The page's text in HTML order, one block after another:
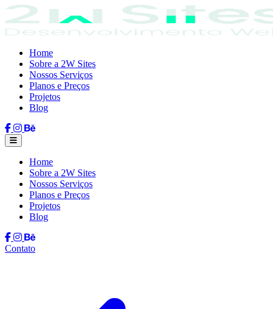
Home
Sobre a 2W Sites
Nossos Serviços
Planos e Preços
Projetos
Blog
Home
Sobre a 2W Sites
Nossos Serviços
Planos e Preços
Projetos
Blog
Contato